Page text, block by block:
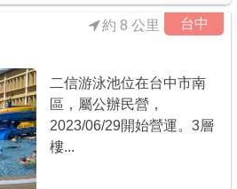
台中
約 8 公里
二信游泳池位在台中市南
區，屬公辦民營，
2023/06/29開始營運。3層
樓...